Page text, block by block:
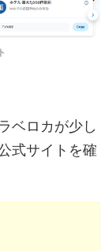
ベロカが少し
式サイトを確